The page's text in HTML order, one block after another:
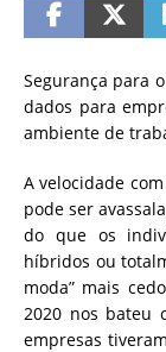
Segurança para
dados para
ambiente de
A velocidade
pode ser
do que os
híbridos ou
moda” mais
2020 nos bateu
empresas